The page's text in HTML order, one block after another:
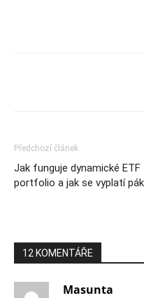
Předchozí článek
Jak funguje dynamické ETF
portfolio a jak se vyplatí
12 KOMENTÁŘE
Masunta